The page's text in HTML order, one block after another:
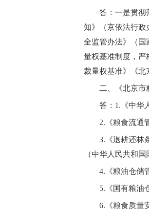
答：一是贯彻
知》（京依法行政
全监管办法》（国
量权基准制度，严
裁量权基准》《北
二、《北京
答：1.《中华
2.《粮食流通
3.《退耕还林
（中华人民共和国
4.《粮油仓储
5.《国有粮油
6.《粮食质量